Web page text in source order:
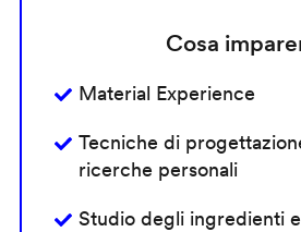
Cosa
Material Experience
Tecniche di
ricerche personali
Studio degli ingredienti